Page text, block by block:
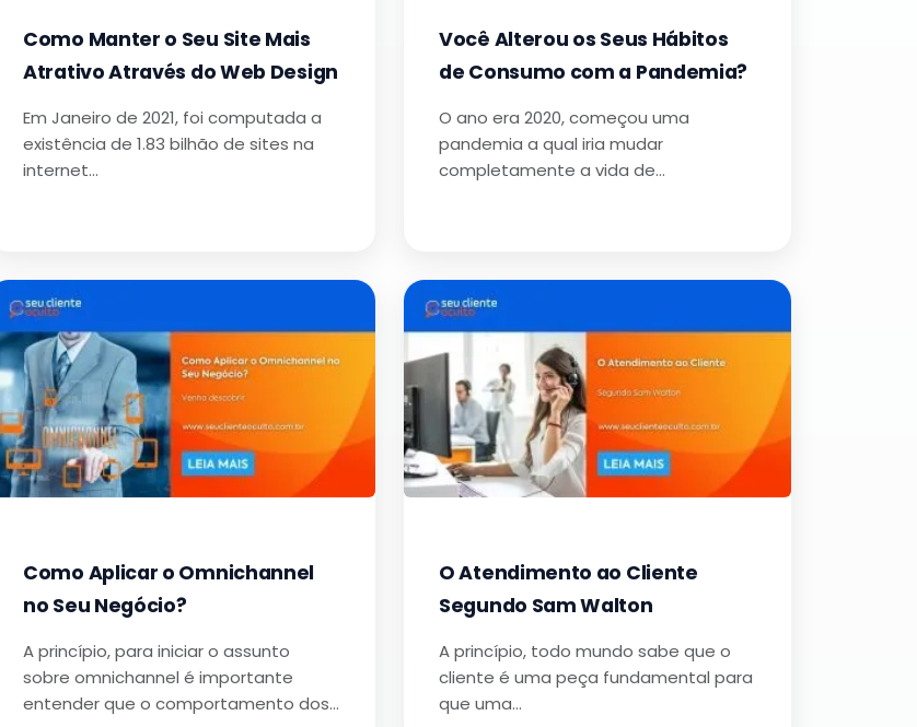
Como Manter o Seu Site Mais
Atrativo Através do Web Design
Em Janeiro de 2021, foi computada a
existência de 1.83 bilhão de sites na
internet…
Você Alterou os Seus Hábitos
de Consumo com a Pandemia?
O ano era 2020, começou uma
pandemia a qual iria mudar
completamente a vida de…
Como Aplicar o Omnichannel
no Seu Negócio?
A princípio, para iniciar o assunto
sobre omnichannel é importante
entender que o comportamento dos…
O Atendimento ao Cliente
Segundo Sam Walton
A princípio, todo mundo sabe que o
cliente é uma peça fundamental para
que uma…